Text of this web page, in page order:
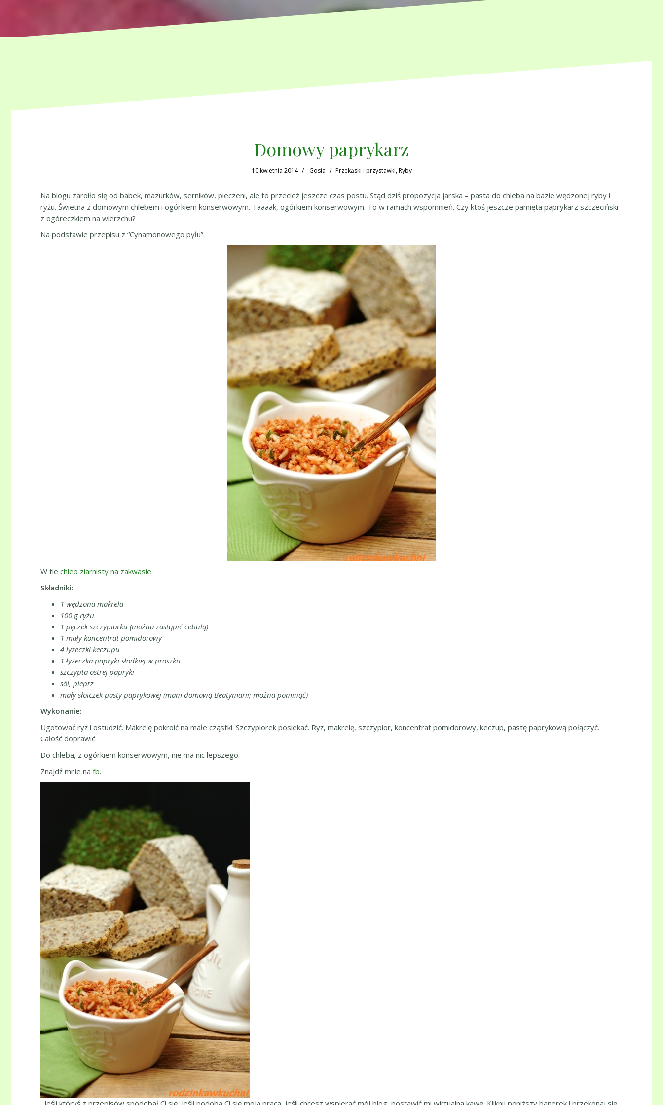
Domowy paprykarz
10 kwietnia 2014 Gosia Przekąski i przystawki,Ryby
Na blogu zaroiło się od babek, mazurków, serników, pieczeni, ale to przecież jeszcze czas postu. Stąd dziś propozycja jarska – pasta do chleba na bazie wędzonej ryby i
ryżu. Świetna z domowym chlebem i ogórkiem konserwowym. Taaaak, ogórkiem konserwowym. To w ramach wspomnień. Czy ktoś jeszcze pamięta paprykarz szczeciński
z ogóreczkiem na wierzchu?
Na podstawie przepisu z “Cynamonowego pyłu”.
W tle chleb ziarnisty na zakwasie.
Składniki:
1 wędzona makrela
100 g ryżu
1 pęczek szczypiorku (można zastąpić cebulą)
1 mały koncentrat pomidorowy
4 łyżeczki keczupu
1 łyżeczka papryki słodkiej w proszku
szczypta ostrej papryki
sól, pieprz
mały słoiczek pasty paprykowej (mam domową Beatymarii; można pominąć)
Wykonanie:
Ugotować ryż i ostudzić. Makrelę pokroić na małe cząstki. Szczypiorek posiekać. Ryż, makrelę, szczypior, koncentrat pomidorowy, keczup, pastę paprykową połączyć.
Całość doprawić.
Do chleba, z ogórkiem konserwowym, nie ma nic lepszego.
Znajdź mnie na fb.
Jeśli któryś z przepisów spodobał Ci się, jeśli podoba Ci się moja praca, jeśli chcesz wspierać mój blog, postawić mi wirtualną kawę. Kliknij poniższy banerek i przekonaj się,